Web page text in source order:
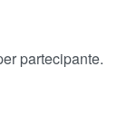
partecipante.